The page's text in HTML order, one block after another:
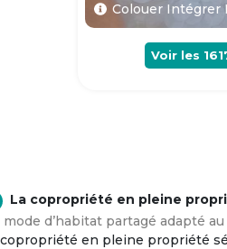
Colouer Intégrer
Voir les
La copropriété en pleine
mode d’habitat partagé adapté
en pleine propriété